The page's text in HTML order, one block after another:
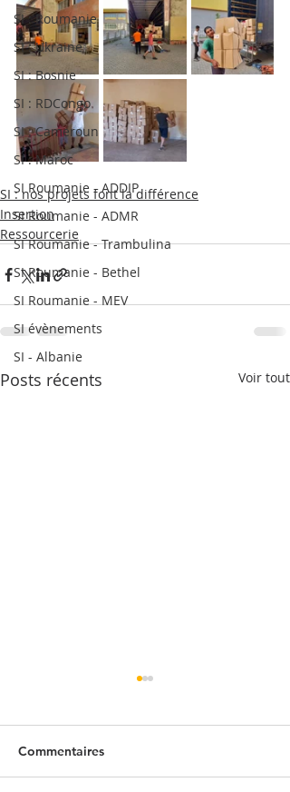
SI : Roumanie
SI : Ukraine
SI : Bosnie
SI : RDCongo
SI : Cameroun
SI : Maroc
SI Roumanie - ADDIP
SI Roumanie - ADMR
SI Roumanie - Trambulina
SI Roumanie - Bethel
SI Roumanie - MEV
SI évènements
SI - Albanie
SI : nos projets font la différence
Insertion
Ressourcerie
Posts récents Voir tout
Commentaires